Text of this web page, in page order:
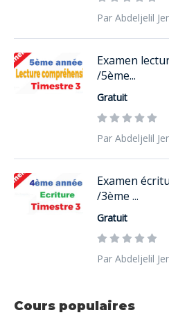
Par Abdeljelil
Examen
/5ème...
Gratuit
Par Abdeljelil
Examen
/3ème ...
Gratuit
Par Abdeljelil
Cours populaires